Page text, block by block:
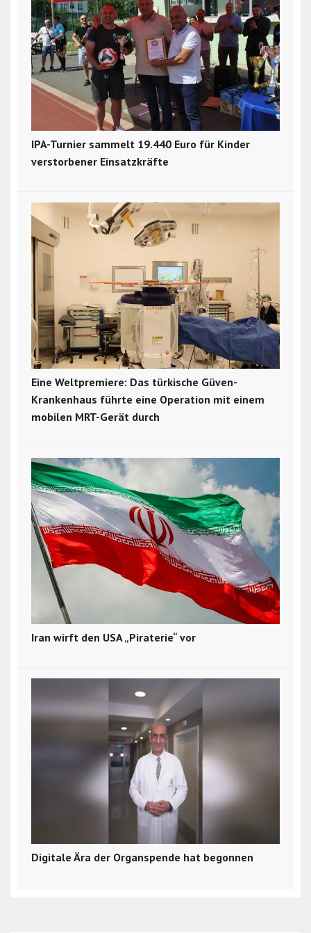
IPA-Turnier sammelt 19.440 Euro für Kinder
verstorbener Einsatzkräfte
Eine Weltpremiere: Das türkische Güven-
Krankenhaus führte eine Operation mit einem
mobilen MRT-Gerät durch
Iran wirft den USA „Piraterie“ vor
Digitale Ära der Organspende hat begonnen